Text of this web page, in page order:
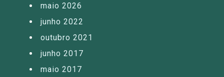
maio 2026
junho 2022
outubro 2021
junho 2017
maio 2017